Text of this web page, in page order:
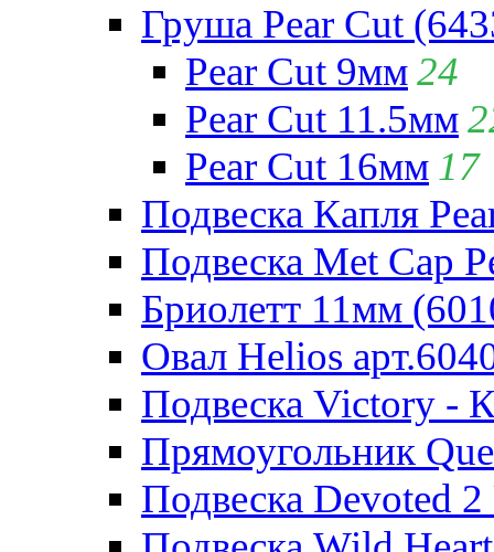
Груша Pear Cut
Pear Cut 9мм24
Pear Cut 11.5мм
Pear Cut 16мм 17
Подвеска Капля
Подвеска Met Cap
Бриолетт 11мм
Овал Helios
Подвеска Victory -
Прямоугольник
Подвеска Devoted